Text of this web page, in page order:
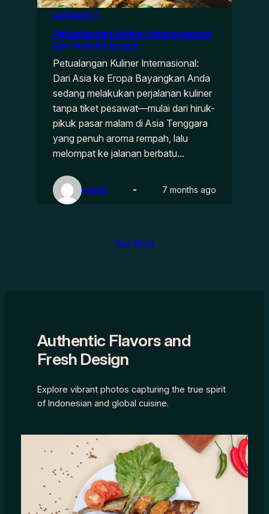
Category 1
Petualangan Kuliner Internasional:
Dari Asia ke Eropa
Petualangan Kuliner Internasional:
Dari Asia ke Eropa Bayangkan Anda
sedang melakukan perjalanan kuliner
tanpa tiket pesawat—mulai dari hiruk-
pikuk pasar malam di Asia Tenggara
yang penuh aroma rempah, lalu
melompat ke jalanan berbatu…
wcbl2 7 months ago
See More
Authentic Flavors and
Fresh Design
Explore vibrant photos capturing the true spirit
of Indonesian and global cuisine.